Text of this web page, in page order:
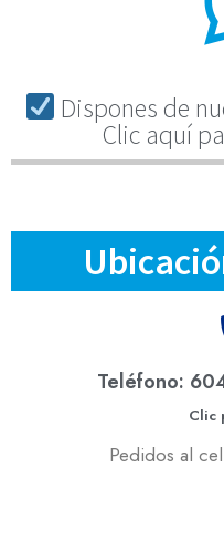
Dispones de
Clic aquí
Teléfono:
Clic
Pedidos al